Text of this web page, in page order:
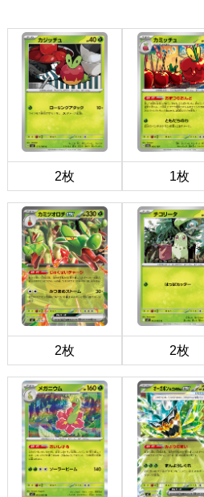
2枚 1枚
2枚 2枚